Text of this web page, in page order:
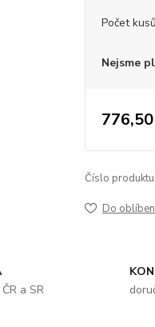
Počet kusů
Nejsme
Číslo produktu:
Do
a SR